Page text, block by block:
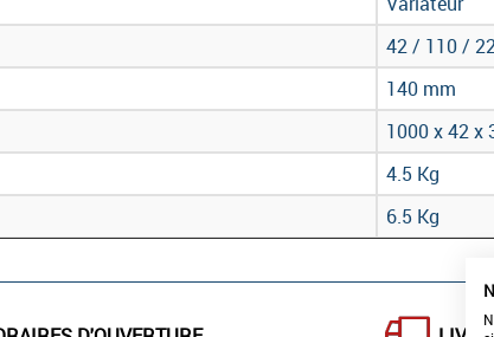
42 / 110 /
140 mm
1000 x 42 x
4.5 Kg
6.5 Kg